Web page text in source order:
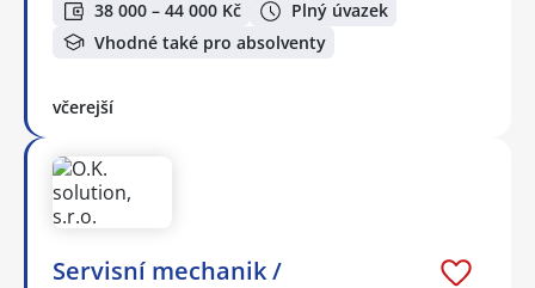
38 000 – 44 000 Kč
Plný úvazek
Vhodné také pro absolventy
včerejší
Servisní mechanik /